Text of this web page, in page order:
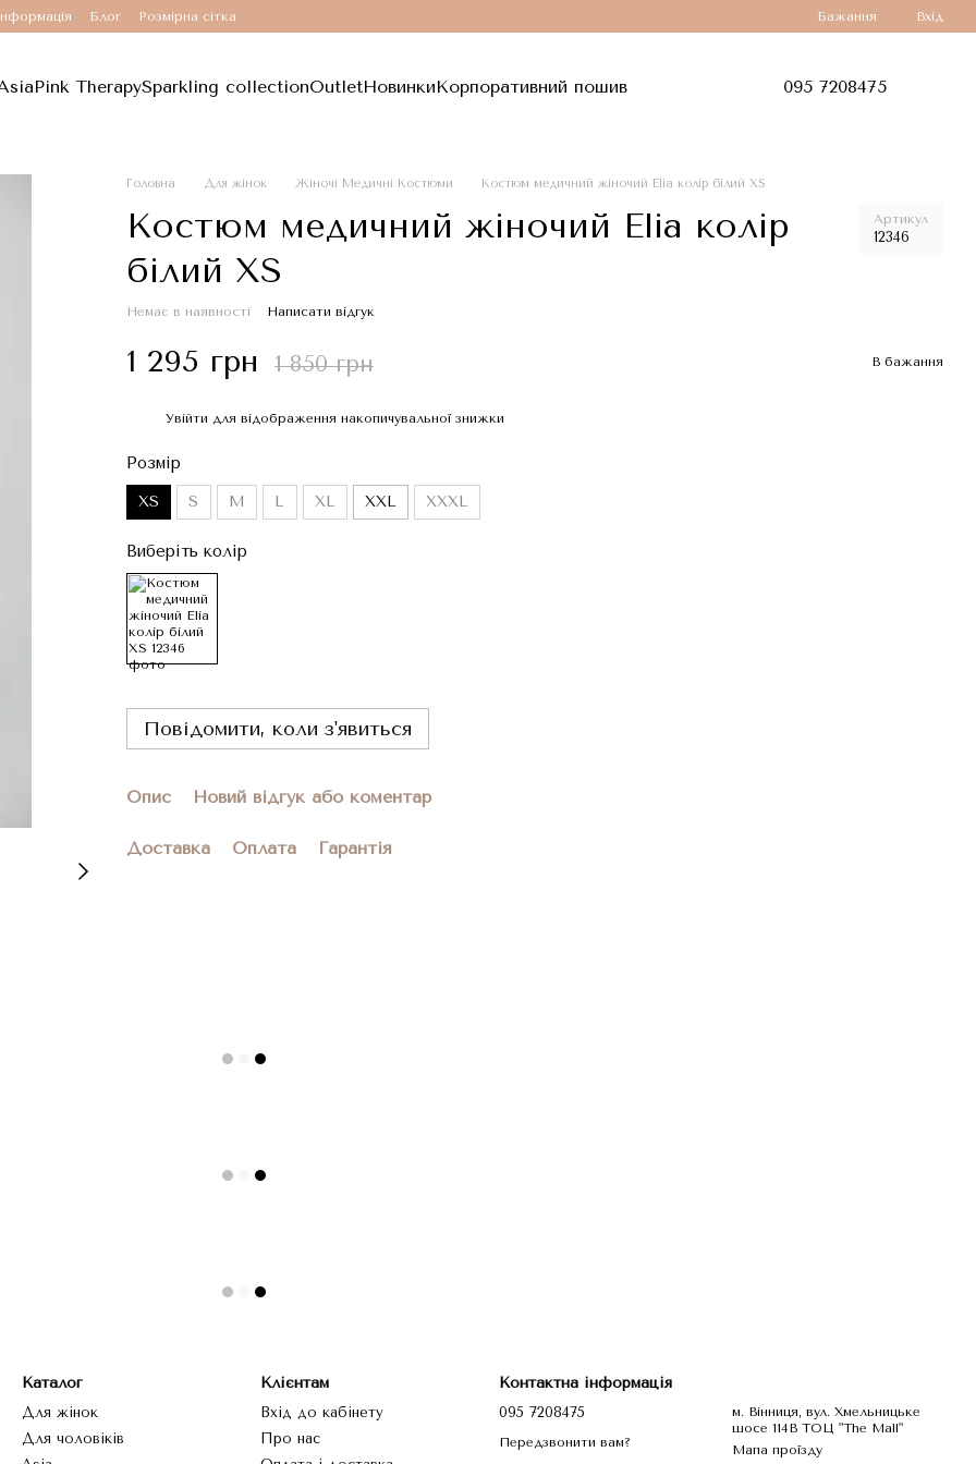
Блог Розмірна сітка Бажання Вхід
Pink TherapySparkling collectionOutletНовинкиКорпоративний пошив 095 7208475
Головна Для жінок Жіночі Медичні Костюми Костюм медичний жіночий Elia колір білий XS
Костюм медичний жіночий Elia колір
білий XS
Артикул
12346
Немає в наявності Написати відгук
1 295 грн 1 850 грн В бажання
Увійти для відображення накопичувальної знижки
Розмір
XS S M L XL XXL XXXL
Виберіть колір
Повідомити, коли з'явиться
Опис Новий відгук або коментар
Доставка Оплата Гарантія
Каталог
Для жінок
Для чоловіків
Клієнтам
Вхід до кабінету
Про нас
Контактна інформація
095 7208475
Передзвонити вам?
м. Вінниця, вул. Хмельницьке
шосе 114В ТОЦ "The Mall"
Мапа проїзду